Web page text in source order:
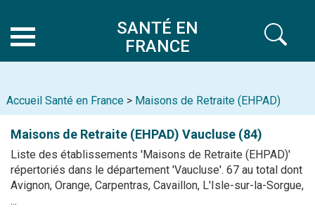
SANTÉ EN
FRANCE
Accueil Santé en France > Maisons de Retraite (EHPAD)
Maisons de Retraite (EHPAD) Vaucluse (84)
Liste des établissements 'Maisons de Retraite (EHPAD)'
répertoriés dans le département 'Vaucluse'. 67 au total dont
Avignon, Orange, Carpentras, Cavaillon, L'Isle-sur-la-Sorgue,
...